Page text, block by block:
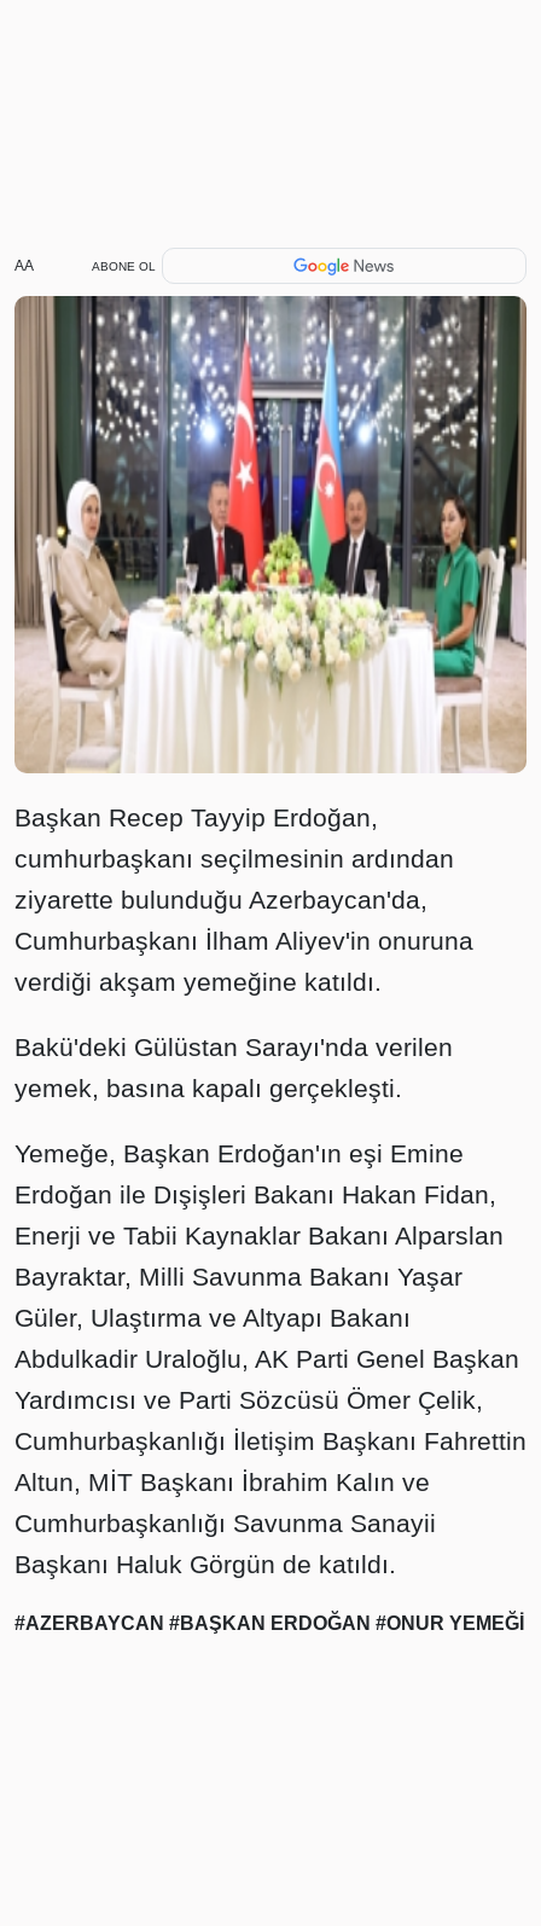
AA ABONE OL
Başkan Recep Tayyip Erdoğan,
cumhurbaşkanı seçilmesinin ardından
ziyarette bulunduğu Azerbaycan'da,
Cumhurbaşkanı İlham Aliyev'in onuruna
verdiği akşam yemeğine katıldı.
Bakü'deki Gülüstan Sarayı'nda verilen
yemek, basına kapalı gerçekleşti.
Yemeğe, Başkan Erdoğan'ın eşi Emine
Erdoğan ile Dışişleri Bakanı Hakan Fidan,
Enerji ve Tabii Kaynaklar Bakanı Alparslan
Bayraktar, Milli Savunma Bakanı Yaşar
Güler, Ulaştırma ve Altyapı Bakanı
Abdulkadir Uraloğlu, AK Parti Genel Başkan
Yardımcısı ve Parti Sözcüsü Ömer Çelik,
Cumhurbaşkanlığı İletişim Başkanı Fahrettin
Altun, MİT Başkanı İbrahim Kalın ve
Cumhurbaşkanlığı Savunma Sanayii
Başkanı Haluk Görgün de katıldı.
#AZERBAYCAN #BAŞKAN ERDOĞAN #ONUR YEMEĞİ